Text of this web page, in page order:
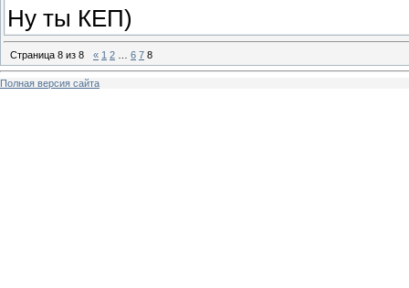
Ну ты КЕП)
Страница 8 из 8 « 1 2 6 7 8
Полная версия сайта